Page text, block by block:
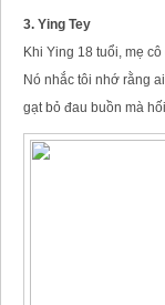
3. Ying Tey
Khi Ying 18 tuổi, mẹ
Nó nhắc tôi nhớ rằng
gạt bỏ đau buồn mà